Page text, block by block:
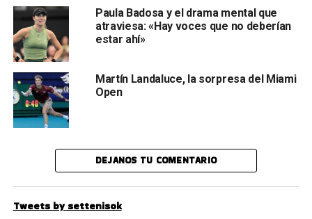
Paula Badosa y el drama mental que
atraviesa: «Hay voces que no deberían
estar ahí»
Martín Landaluce, la sorpresa del Miami
Open
DEJANOS TU COMENTARIO
Tweets by settenisok